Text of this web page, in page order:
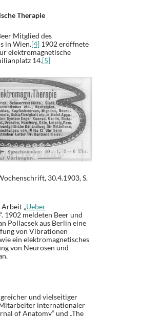
Therapie
Mitglied des
in Wien.[4] 1902 eröffnete
elektromagnetische
14.[5]
30.4.1903, S.
„Ueber
“. 1902 meldeten Beer und
Pollacsek aus Berlin eine
von Vibrationen
ein elektromagnetisches
von Neurosen und
und vielseitiger
internationaler
of Anatomy“ und „The